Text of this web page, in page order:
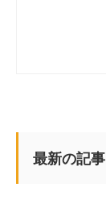
最新の記事